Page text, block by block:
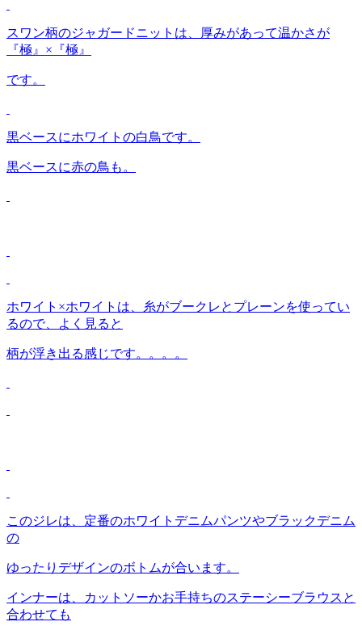
スワン柄のジャガードニットは、厚みがあって温かさが
『極』×『極』
です。
黒ベースにホワイトの白鳥です。
黒ベースに赤の鳥も。
ホワイト×ホワイトは、糸がブークレとプレーンを使ってい
るので、よく見ると
柄が浮き出る感じです。。。。
このジレは、定番のホワイトデニムパンツやブラックデニム
の
ゆったりデザインのボトムが合います。
インナーは、カットソーかお手持ちのステーシーブラウスと
合わせても